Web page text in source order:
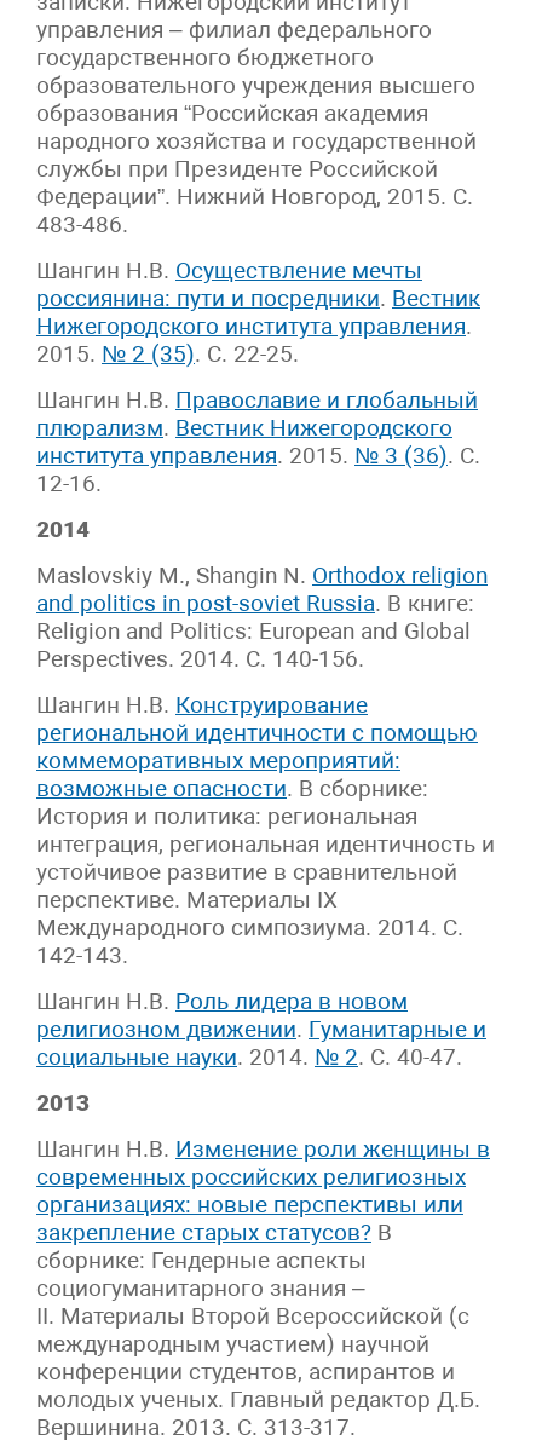
управления – филиал федерального
государственного бюджетного
образовательного учреждения высшего
образования “Российская академия
народного хозяйства и государственной
службы при Президенте Российской
Федерации”. Нижний Новгород, 2015. С.
483-486.
Шангин Н.В. Осуществление мечты
россиянина: пути и посредники. Вестник
Нижегородского института управления.
2015. № 2 (35). С. 22-25.
Шангин Н.В. Православие и глобальный
плюрализм. Вестник Нижегородского
института управления. 2015. № 3 (36). С.
12-16.
2014
Maslovskiy M., Shangin N. Orthodox religion
and politics in post-soviet Russia. В книге:
Religion and Politics: European and Global
Perspectives. 2014. С. 140-156.
Шангин Н.В. Конструирование
региональной идентичности с помощью
коммеморативных мероприятий:
возможные опасности. В сборнике:
История и политика: региональная
интеграция, региональная идентичность и
устойчивое развитие в сравнительной
перспективе. Материалы IX
Международного симпозиума. 2014. С.
142-143.
Шангин Н.В. Роль лидера в новом
религиозном движении. Гуманитарные и
социальные науки. 2014. № 2. С. 40-47.
2013
Шангин Н.В. Изменение роли женщины в
современных российских религиозных
организациях: новые перспективы или
закрепление старых статусов? В
сборнике: Гендерные аспекты
социогуманитарного знания –
II. Материалы Второй Всероссийской (с
международным участием) научной
конференции студентов, аспирантов и
молодых ученых. Главный редактор Д.Б.
Вершинина. 2013. С. 313-317.